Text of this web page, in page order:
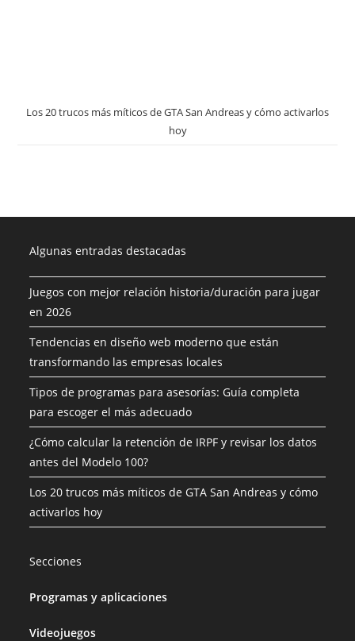
Los 20 trucos más míticos de GTA San Andreas y cómo activarlos
hoy
Algunas entradas destacadas
Juegos con mejor relación historia/duración para jugar
en 2026
Tendencias en diseño web moderno que están
transformando las empresas locales
Tipos de programas para asesorías: Guía completa
para escoger el más adecuado
¿Cómo calcular la retención de IRPF y revisar los datos
antes del Modelo 100?
Los 20 trucos más míticos de GTA San Andreas y cómo
activarlos hoy
Secciones
Programas y aplicaciones
Videojuegos